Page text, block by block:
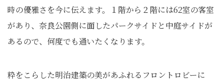
時の優雅さを今に伝えます。１階から２階には62室の客室
があり、奈良公園側に面したパークサイドと中庭サイドが
あるので、何度でも通いたくなります。
粋をこらした明治建築の美があふれるフロントロビーに